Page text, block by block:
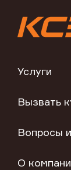
Услуги
Вызвать
Вопросы
О